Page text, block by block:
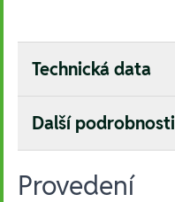
Technická data
Další podrobnosti
Provedení